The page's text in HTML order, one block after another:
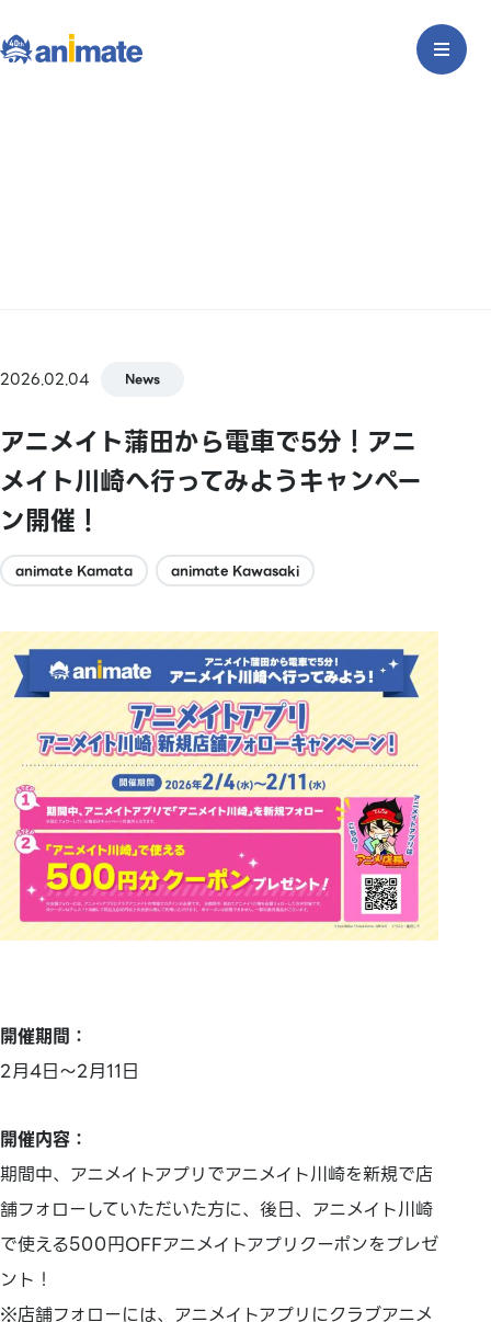
2026.02.04 News
アニメイト蒲田から電車で5分！アニ
メイト川崎へ行ってみようキャンペー
ン開催！
animate Kamata animate Kawasaki
開催期間：
2月4日～2月11日
開催内容：
期間中、アニメイトアプリでアニメイト川崎を新規で店
舗フォローしていただいた方に、後日、アニメイト川崎
で使える500円OFFアニメイトアプリクーポンをプレゼ
ント！
※店舗フォローには、アニメイトアプリにクラブアニメ